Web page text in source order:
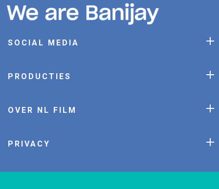
SOCIAL MEDIA
PRODUCTIES
OVER NL FILM
PRIVACY